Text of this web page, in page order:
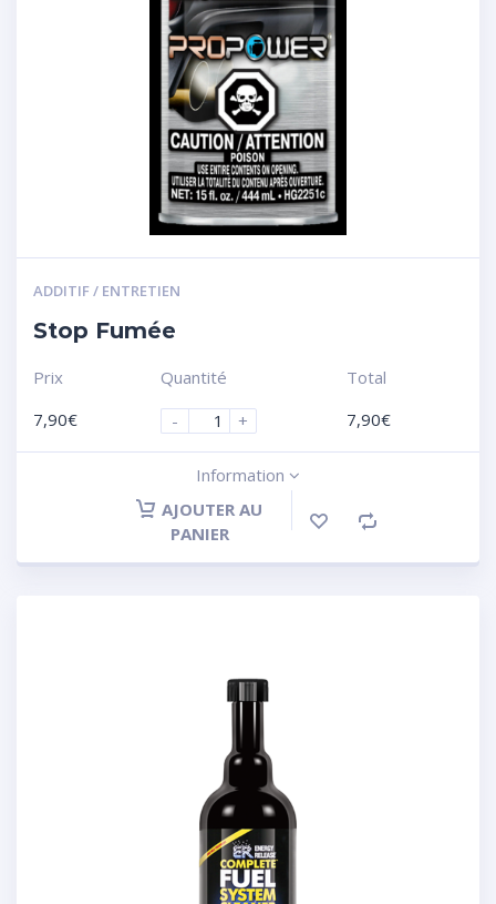
ADDITIF / ENTRETIEN
Stop Fumée
Prix
7,90€
Quantité
-
+
Total
7,90€
Information
AJOUTER AU
PANIER